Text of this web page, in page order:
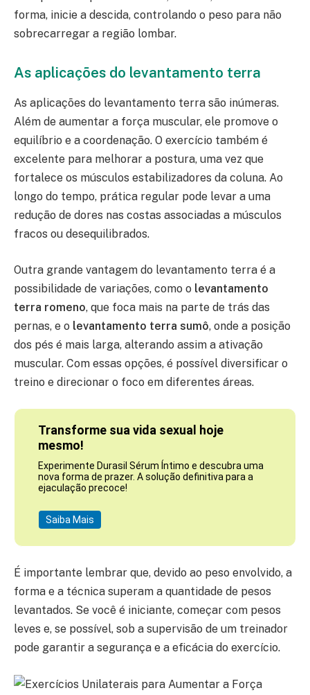
forma, inicie a descida, controlando o peso para não
sobrecarregar a região lombar.
As aplicações do levantamento terra
As aplicações do levantamento terra são inúmeras.
Além de aumentar a força muscular, ele promove o
equilíbrio e a coordenação. O exercício também é
excelente para melhorar a postura, uma vez que
fortalece os músculos estabilizadores da coluna. Ao
longo do tempo, prática regular pode levar a uma
redução de dores nas costas associadas a músculos
fracos ou desequilibrados.
Outra grande vantagem do levantamento terra é a
possibilidade de variações, como o levantamento
terra romeno, que foca mais na parte de trás das
pernas, e o levantamento terra sumô, onde a posição
dos pés é mais larga, alterando assim a ativação
muscular. Com essas opções, é possível diversificar o
treino e direcionar o foco em diferentes áreas.
Transforme sua vida sexual hoje
mesmo!
Experimente Durasil Sérum Íntimo e descubra uma
nova forma de prazer. A solução definitiva para a
ejaculação precoce!
Saiba Mais
É importante lembrar que, devido ao peso envolvido, a
forma e a técnica superam a quantidade de pesos
levantados. Se você é iniciante, começar com pesos
leves e, se possível, sob a supervisão de um treinador
pode garantir a segurança e a eficácia do exercício.